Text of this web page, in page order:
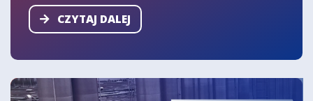
CZYTAJ DALEJ